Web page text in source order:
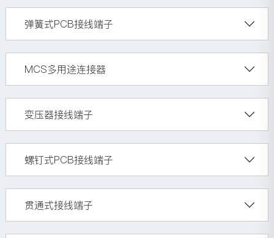
弹簧式PCB接线端子
MCS多用途连接器
变压器接线端子
螺钉式PCB接线端子
贯通式接线端子